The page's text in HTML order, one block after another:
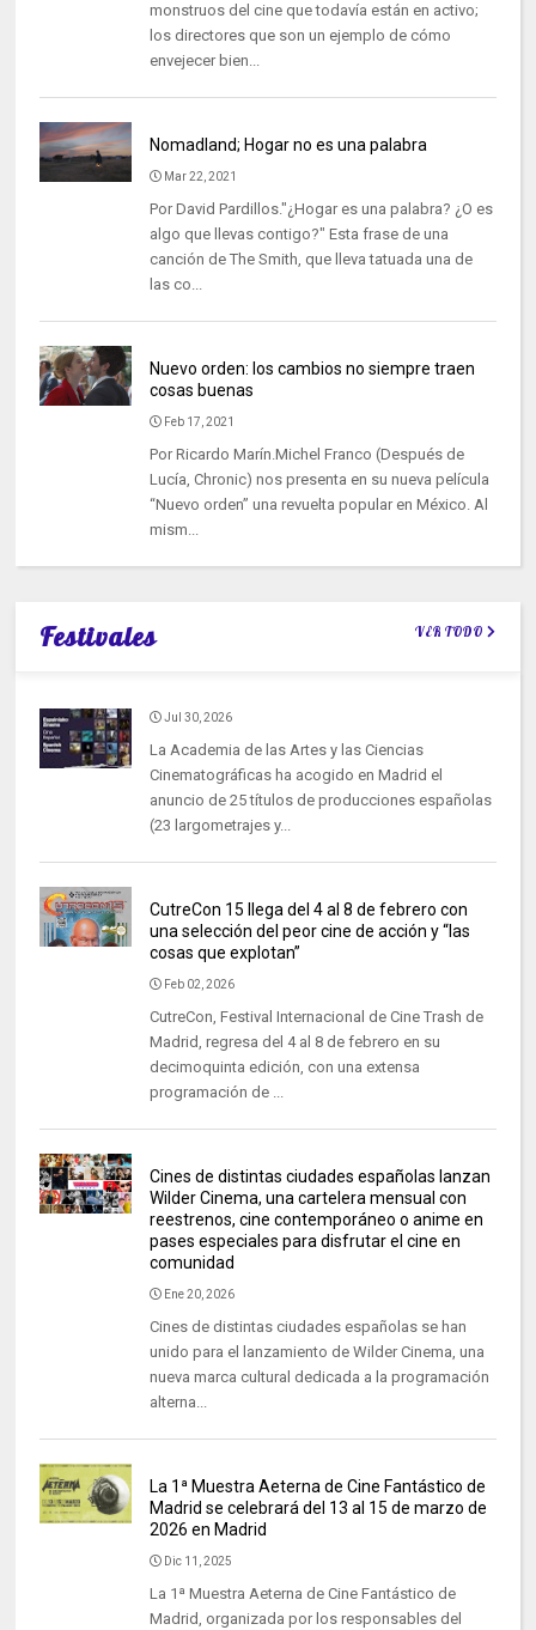
monstruos del cine que todavía están en activo;
los directores que son un ejemplo de cómo
envejecer bien...
Nomadland; Hogar no es una palabra
Mar 22, 2021
Por David Pardillos."¿Hogar es una palabra? ¿O es
algo que llevas contigo?" Esta frase de una
canción de The Smith, que lleva tatuada una de
las co...
Nuevo orden: los cambios no siempre traen
cosas buenas
Feb 17, 2021
Por Ricardo Marín.Michel Franco (Después de
Lucía, Chronic) nos presenta en su nueva película
“Nuevo orden” una revuelta popular en México. Al
mism...
Festivales VER TODO
Jul 30, 2026
La Academia de las Artes y las Ciencias
Cinematográficas ha acogido en Madrid el
anuncio de 25 títulos de producciones españolas
(23 largometrajes y...
CutreCon 15 llega del 4 al 8 de febrero con
una selección del peor cine de acción y “las
cosas que explotan”
Feb 02, 2026
CutreCon, Festival Internacional de Cine Trash de
Madrid, regresa del 4 al 8 de febrero en su
decimoquinta edición, con una extensa
programación de ...
Cines de distintas ciudades españolas lanzan
Wilder Cinema, una cartelera mensual con
reestrenos, cine contemporáneo o anime en
pases especiales para disfrutar el cine en
comunidad
Ene 20, 2026
Cines de distintas ciudades españolas se han
unido para el lanzamiento de Wilder Cinema, una
nueva marca cultural dedicada a la programación
alterna...
La 1ª Muestra Aeterna de Cine Fantástico de
Madrid se celebrará del 13 al 15 de marzo de
2026 en Madrid
Dic 11, 2025
La 1ª Muestra Aeterna de Cine Fantástico de
Madrid, organizada por los responsables del